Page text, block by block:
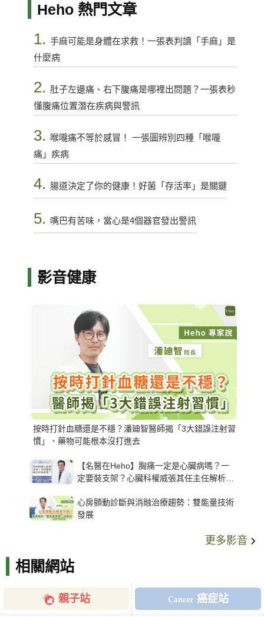
Heho 熱門文章
1. 手麻可能是身體在求救！一張表判讀「手麻」是
什麼病
2. 肚子左邊痛、右下腹痛是哪裡出問題？一張表秒
懂腹痛位置潛在疾病與警訊
3.
喉嚨痛不等於感冒！ 一張圖辨別四種「喉嚨
痛」疾病
4. 腸道決定了你的健康！好菌「存活率」是關鍵
5. 嘴巴有苦味，當心是4個器官發出警訊
影音健康
按時打針血糖還是不穩？潘廸智醫師揭「3大錯誤注射習
慣」、藥物可能根本沒打進去
【名醫在Heho】胸痛一定是心臟病嗎？一
定要裝支架？心臟科權威張其任主任解析支
心房顫動診斷與消融治療趨勢：雙能量技術
發展
更多影音
相關網站
親子站 癌症站